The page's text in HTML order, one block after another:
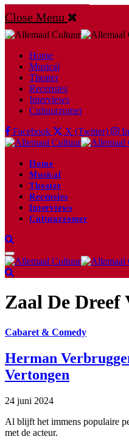
Close Menu
Home
Musical
Theater
Recensies
Interviews
Cultuurzomer
Facebook
X (Twitter)
Home
Musical
Theater
Recensies
Interviews
Cultuurzomer
Zaal De Dreef
Cabaret & Comedy
Herman
Vertongen
24 juni 2024
Al blijft het immens populaire
met de acteur.